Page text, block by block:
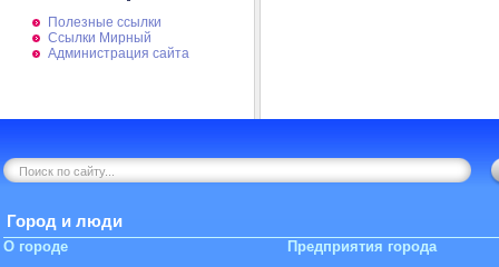
Полезные ссылки
Ссылки Мирный
Администрация сайта
Город и люди
О городе Предприятия города